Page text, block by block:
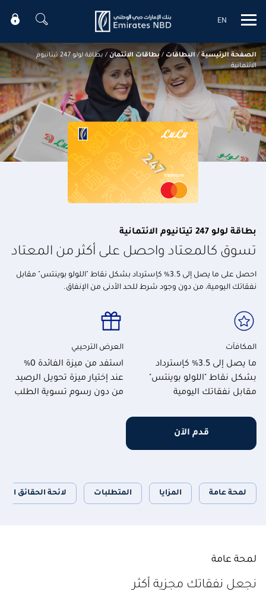
Mobile menu
EN
الصفحة الرئيسية /البطاقات / بطاقات الائتمان /
بطاقة لولو 247 تيتانيوم
الائتمانية
بطاقة لولو 247 تيتانيوم الائتمانية
تسوق كالمعتاد واحصل على أكثر من المعتاد
احصل على ما يصل إلى 3.5% كإسترداد بشكل نقاط "اللولو بوينتس" مقابل
نفقاتك اليومية، من دون وجود شرط للحد الأدنى من الإنفاق.
المكافآت
ما يصل إلى 3.5% كإسترداد
بشكل نقاط "اللولو بوينتس"
مقابل نفقاتك اليومية
العرض الترحيبي
استفد من ميزة الفائدة 0%
عند إختيار ميزة تحويل الرصيد
من دون رسوم تسوية الطلب
قدم الآن
لمحة عامة المزايا المتطلبات لائحة الحقائق
لمحة عامة
نجعل نفقاتك مجزية أكثر